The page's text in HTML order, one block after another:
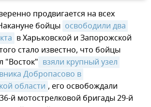
продвигается на всех
бойцы освободили два
в Харьковской и Запорожской
стало известно, что бойцы
"Восток" взяли крупный узел
Добропасово в
области , его освобождали
й мотострелковой бригады 29-й